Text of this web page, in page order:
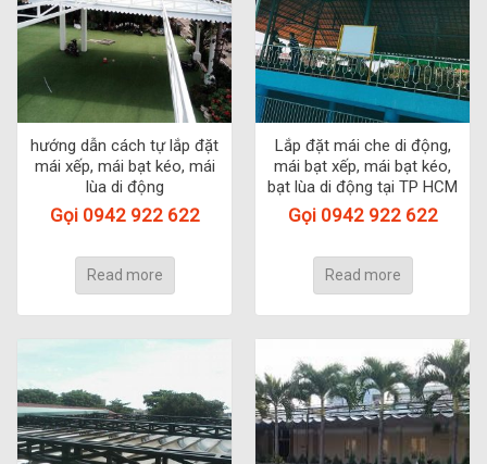
hướng dẫn cách tự lắp đặt
mái xếp, mái bạt kéo, mái
lùa di động
Gọi 0942 922 622
Read more
Lắp đặt mái che di động,
mái bạt xếp, mái bạt kéo,
bạt lùa di động tại TP HCM
Gọi 0942 922 622
Read more